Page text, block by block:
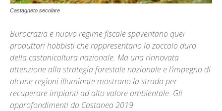
Castagneto secolare
Burocrazia e nuovo regime fiscale spaventano quei
produttori hobbisti che rappresentano lo zoccolo duro
della castanicoltura nazionale. Ma una rinnovata
attenzione alla strategia forestale nazionale e l’impegno di
alcune regioni illuminate mostrano la strada per
recuperare impianti ad alto valore ambientale. Gli
approfondimenti da Castanea 2019